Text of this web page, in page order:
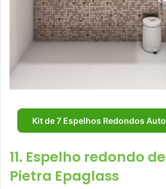
Kit de 7 Espelhos Redondos
11. Espelho redondo
Pietra Epaglass